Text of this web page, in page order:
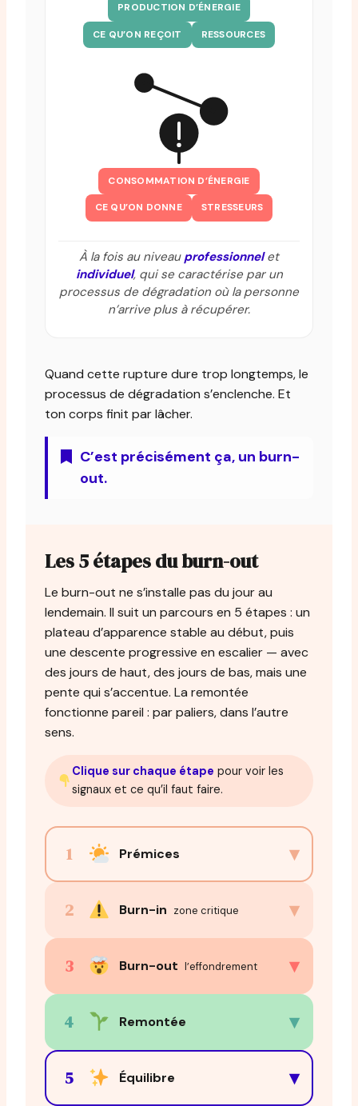
PRODUCTION D’ÉNERGIE
CE QU’ON REÇOIT RESSOURCES
CONSOMMATION D’ÉNERGIE
CE QU’ON DONNE STRESSEURS
À la fois au niveau professionnelet
individuel, qui se caractérise par un
processus de dégradation où la personne
n’arrive plus à récupérer.
Quand cette rupture dure trop longtemps, le
processus de dégradation s’enclenche. Et
ton corps finit par lâcher.
C’est précisément ça, un burn-
out.
Les 5 étapes du burn-out
Le burn-out ne s’installe pas du jour au
lendemain. Il suit un parcours en 5 étapes : un
plateau d’apparence stable au début, puis
une descente progressive en escalier — avec
des jours de haut, des jours de bas, mais une
pente qui s’accentue. La remontée
fonctionne pareil : par paliers, dans l’autre
sens.
Clique sur chaque étape pour voir les
signaux et ce qu’il faut faire.
1 Prémices ▾
2 Burn-in zone critique ▾
3 Burn-out l’effondrement ▾
4 Remontée ▾
5 Équilibre ▾